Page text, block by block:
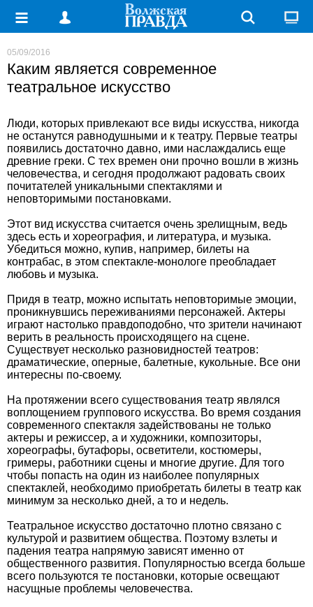
05/09/2016
Каким является современное
театральное искусство
Люди, которых привлекают все виды искусства, никогда
не останутся равнодушными и к театру. Первые театры
появились достаточно давно, ими наслаждались еще
древние греки. С тех времен они прочно вошли в жизнь
человечества, и сегодня продолжают радовать своих
почитателей уникальными спектаклями и
неповторимыми постановками.
Этот вид искусства считается очень зрелищным, ведь
здесь есть и хореография, и литература, и музыка.
Убедиться можно, купив, например, билеты на
контрабас, в этом спектакле-монологе преобладает
любовь и музыка.
Придя в театр, можно испытать неповторимые эмоции,
проникнувшись переживаниями персонажей. Актеры
играют настолько правдоподобно, что зрители начинают
верить в реальность происходящего на сцене.
Существует несколько разновидностей театров:
драматические, оперные, балетные, кукольные. Все они
интересны по-своему.
На протяжении всего существования театр являлся
воплощением группового искусства. Во время создания
современного спектакля задействованы не только
актеры и режиссер, а и художники, композиторы,
хореографы, бутафоры, осветители, костюмеры,
гримеры, работники сцены и многие другие. Для того
чтобы попасть на один из наиболее популярных
спектаклей, необходимо приобретать билеты в театр как
минимум за несколько дней, а то и недель.
Театральное искусство достаточно плотно связано с
культурой и развитием общества. Поэтому взлеты и
падения театра напрямую зависят именно от
общественного развития. Популярностью всегда больше
всего пользуются те постановки, которые освещают
насущные проблемы человечества.